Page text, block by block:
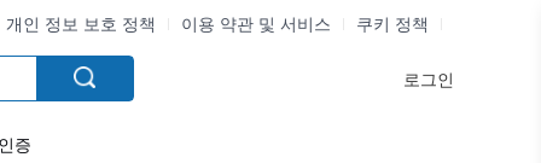
개인 정보 보호 정책 이용 약관 및 서비스 쿠키 정책
로그인
증